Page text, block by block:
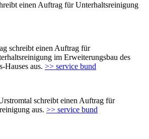
einen Auftrag für Unterhaltsreinigung
schreibt einen Auftrag für
im Erweiterungsbau des
Hauses aus. >> service bund
schreibt einen Auftrag für
aus. >> service bund